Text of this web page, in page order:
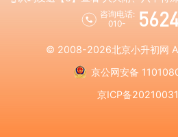
咨询电话:
010-
© 2008-2026北京小升初网
京公网安备
京ICP备